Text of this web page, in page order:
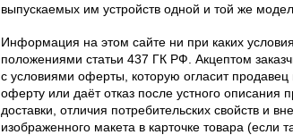
выпускаемых им устройств одной и той же
Информация на этом сайте ни при каких
положениями статьи 437 ГК РФ. Акцептом
с условиями оферты, которую огласит
оферту или даёт отказ после устного
доставки, отличия потребительских свойств и
изображенного макета в карточке товара (если